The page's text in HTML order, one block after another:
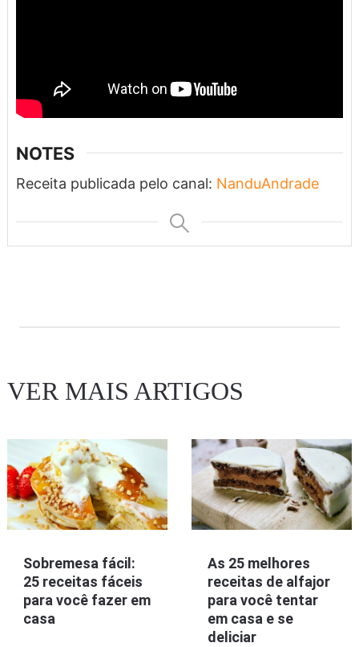
NOTES
Receita publicada pelo canal: NanduAndrade
VER MAIS ARTIGOS
Sobremesa fácil:
25 receitas fáceis
para você fazer em
casa
As 25 melhores
receitas de alfajor
para você tentar
em casa e se
deliciar